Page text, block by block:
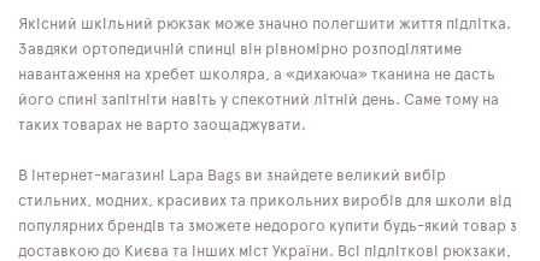
Якісний шкільний рюкзак може значно полегшити життя підлітка.
Завдяки ортопедичній спинці він рівномірно розподілятиме
навантаження на хребет школяра, а «дихаюча» тканина не дасть
його спині запітніти навіть у спекотний літній день. Саме тому на
таких товарах не варто заощаджувати.
В інтернет-магазині Lapa Bags ви знайдете великий вибір
стильних, модних, красивих та прикольних виробів для школи від
популярних брендів та зможете недорого купити будь-який товар з
доставкою до Києва та інших міст України. Всі підліткові рюкзаки,